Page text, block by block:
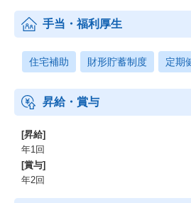
手当・福利厚生
住宅補助 財形貯蓄制度 定期
昇給・賞与
[昇給]
年1回
[賞与]
年2回